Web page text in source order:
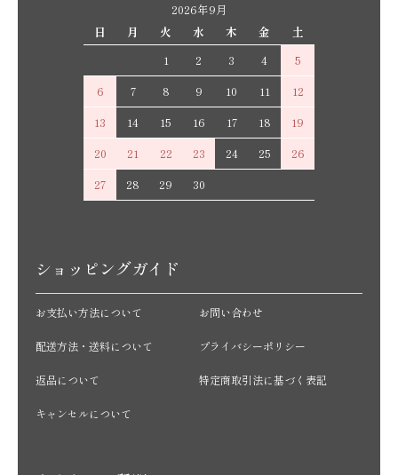
2026年9月
日
月 火 水 木 金
土
1
2 3 4
5
6
7 8 9 10 11
12
13
14 15 16 17 18
19
20
21 22 23 24 25
26
27
28 29 30
ショッピングガイド
お支払い方法について
配送方法・送料について
返品について
キャンセルについて
お問い合わせ
プライバシーポリシー
特定商取引法に基づく表記